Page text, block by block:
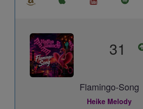
31
Flamingo-Song
Heike Melody